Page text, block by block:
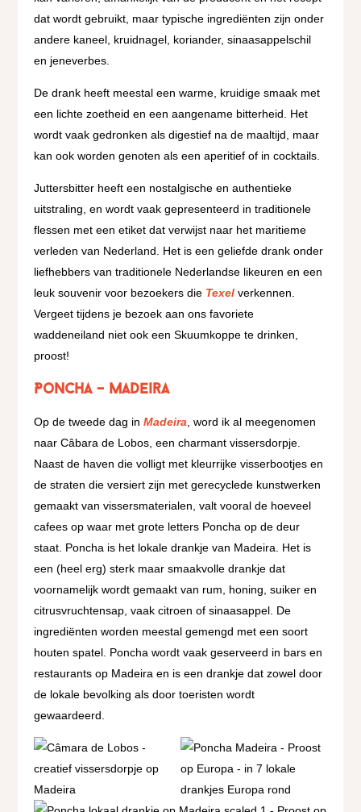
dat wordt gebruikt, maar typische ingrediënten zijn onder
andere kaneel, kruidnagel, koriander, sinaasappelschil
en jeneverbes.
De drank heeft meestal een warme, kruidige smaak met
een lichte zoetheid en een aangename bitterheid. Het
wordt vaak gedronken als digestief na de maaltijd, maar
kan ook worden genoten als een aperitief of in cocktails.
Juttersbitter heeft een nostalgische en authentieke
uitstraling, en wordt vaak gepresenteerd in traditionele
flessen met een etiket dat verwijst naar het maritieme
verleden van Nederland. Het is een geliefde drank onder
liefhebbers van traditionele Nederlandse likeuren en een
leuk souvenir voor bezoekers die Texel verkennen.
Vergeet tijdens je bezoek aan ons favoriete
waddeneiland niet ook een Skuumkoppe te drinken,
proost!
Poncha – Madeira
Op de tweede dag inMadeira, word ik al meegenomen
naar Câbara de Lobos, een charmant vissersdorpje.
Naast de haven die volligt met kleurrijke visserbootjes en
de straten die versiert zijn met gerecyclede kunstwerken
gemaakt van vissersmaterialen, valt vooral de hoeveel
cafees op waar met grote letters Poncha op de deur
staat. Poncha is het lokale drankje van Madeira. Het is
een (heel erg) sterk maar smaakvolle drankje dat
voornamelijk wordt gemaakt van rum, honing, suiker en
citrusvruchtensap, vaak citroen of sinaasappel. De
ingrediënten worden meestal gemengd met een soort
houten spatel. Poncha wordt vaak geserveerd in bars en
restaurants op Madeira en is een drankje dat zowel door
de lokale bevolking als door toeristen wordt
gewaardeerd.